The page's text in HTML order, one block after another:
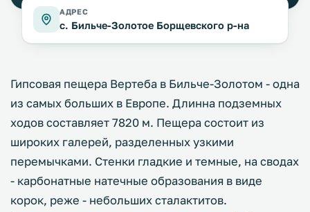
АДРЕС
с. Бильче-Золотое Борщевского р-на
Гипсовая пещера Вертеба в Бильче-Золотом - одна
из самых больших в Европе. Длинна подземных
ходов составляет 7820 м. Пещера состоит из
широких галерей, разделенных узкими
перемычками. Стенки гладкие и темные, на сводах
- карбонатные натечные образования в виде
корок, реже - небольших сталактитов.